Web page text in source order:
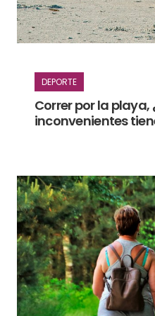
DEPORTE
Correr por la
inconvenientes